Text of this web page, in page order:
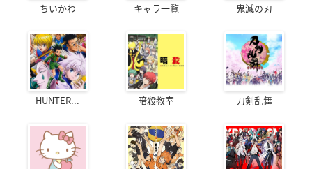
ちいかわ キャラ一覧 鬼滅の刃
HUNTER... 暗殺教室 刀剣乱舞